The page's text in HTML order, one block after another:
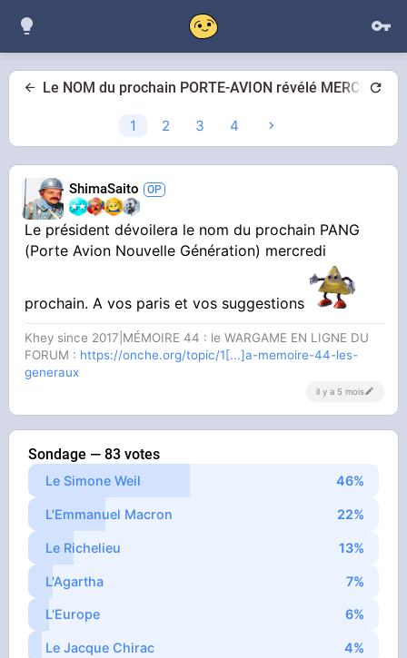
Le NOM du prochain PORTE-AVION révélé MERCREDI
1 2 3 4
ShimaSaito
Le président dévoilera le nom du prochain PANG
(Porte Avion Nouvelle Génération) mercredi
prochain. A vos paris et vos suggestions
Khey since 2017|MÉMOIRE 44 : le WARGAME EN LIGNE DU
FORUM : https://onche.org/topic/1[...]a-memoire-44-les-
generaux
il y a 5 mois
Sondage — 83 votes
Le Simone Weil
L'Emmanuel Macron
Le Richelieu
L'Agartha
L'Europe
Le Jacque Chirac